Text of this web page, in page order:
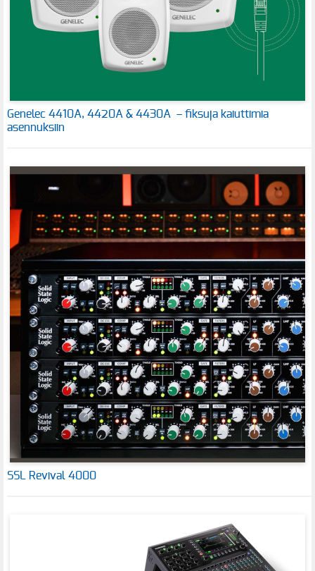
Genelec 4410A, 4420A & 4430A – fiksuja kaiuttimia
asennuksiin
SSL Revival 4000